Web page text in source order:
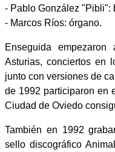
- Pablo González "Pibli":
- Marcos Ríos: órgano.
Enseguida
Asturias, conciertos en
junto con versiones de
de 1992 participaron en
Ciudad de Oviedo
También en 1992
sello discográfico